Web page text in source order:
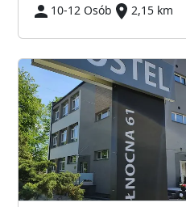
10-12 Osób
2,15 km